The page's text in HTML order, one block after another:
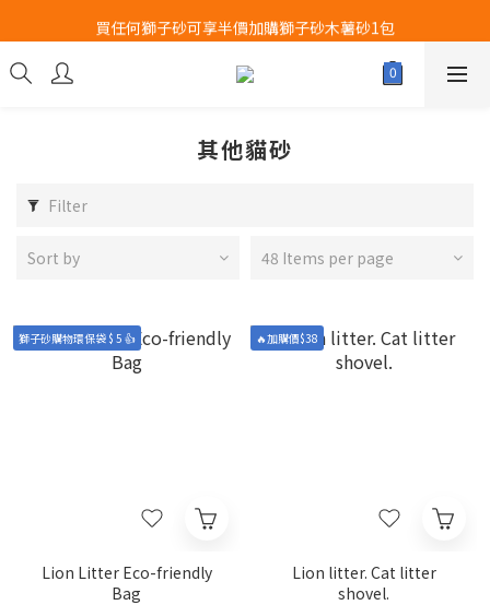
Airbuggy 全線現貨8折！立即點擊火速搶購
買任何獅子砂可享半價加購獅子砂木薯砂1包
Airbuggy 全線現貨8折！立即點擊火速搶購
其他貓砂
Filter
Sort by 48 Items per page
獅子砂購物環保袋 $ 5 👍
Lion Litter Eco-friendly
Bag
🔥加購價$38
Lion litter. Cat litter
shovel.